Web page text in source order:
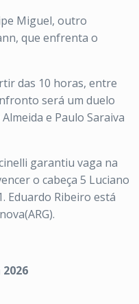
Miguel, outro
que enfrenta o
das 10 horas, entre
será um duelo
e Paulo Saraiva
garantiu vaga na
o cabeça 5 Luciano
Eduardo Ribeiro está